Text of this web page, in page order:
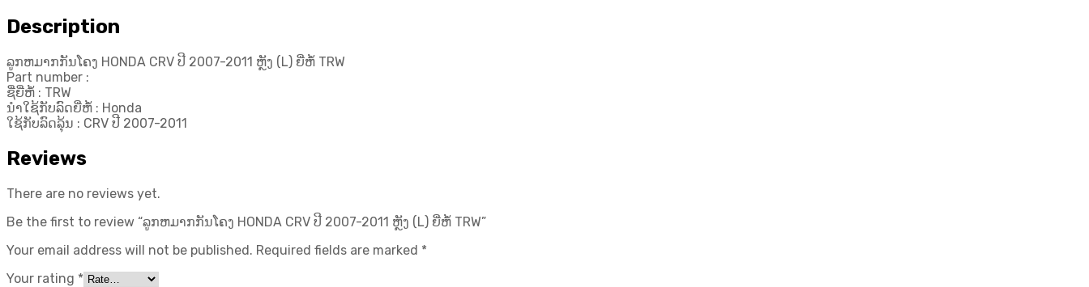
ປີ
2007-
ຫຼັງ
(L)
ຍີ່ຫໍ້
TRW
quantity
Description
ລູກຫມາກກັນໂຄງ HONDA CRV ປີ 2007-2011 ຫຼັງ (L) ຍີ່ຫໍ້ TRW
Part number :
ຊື່ຍີ່ຫໍ້ : TRW
ນຳໃຊ້ກັບລົດຍີ່ຫໍ້ : Honda
ໃຊ້ກັບລົດລຸ້ນ : CRV ປີ 2007-2011
Reviews
There are no reviews yet.
Be the first to review “ລູກຫມາກກັນໂຄງ HONDA CRV ປີ 2007-2011 ຫຼັງ (L) ຍີ່ຫໍ້ TRW”
Your email address will not be published. Required fields are marked *
Your rating *